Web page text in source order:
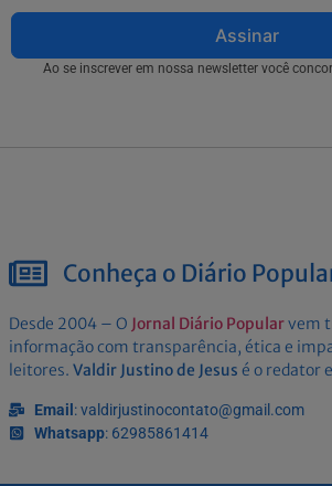
Assinar
Ao se inscrever em nossa newsletter você
Conheça o Diário
Desde 2004 – O Jornal Diário Popularvem
informação com transparência, ética e
leitores. Valdir Justino de Jesus é o redator
Email: valdirjustinocontato@gmail.com
Whatsapp: 62985861414